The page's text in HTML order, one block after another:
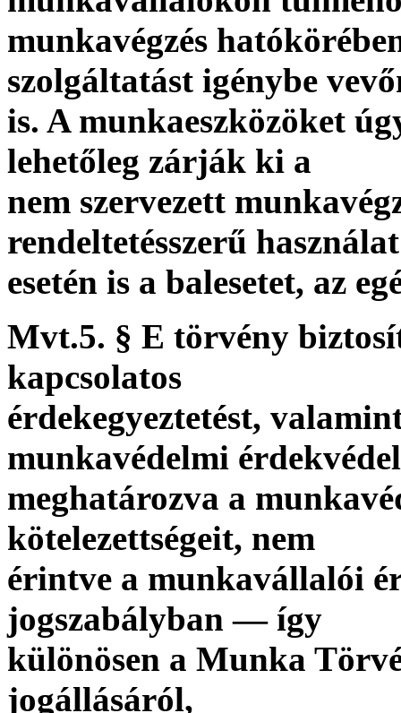
munkavégzés
szolgáltatást igénybe
is. A munkaeszközöket
lehetőleg zárják ki a
nem szervezett
rendeltetésszerű használat
esetén is a balesetet, az
Mvt.5. § E törvény
kapcsolatos
érdekegyeztetést,
munkavédelmi
meghatározva a
kötelezettségeit, nem
érintve a munkavállalói
jogszabályban — így
különösen a Munka
jogállásáról,